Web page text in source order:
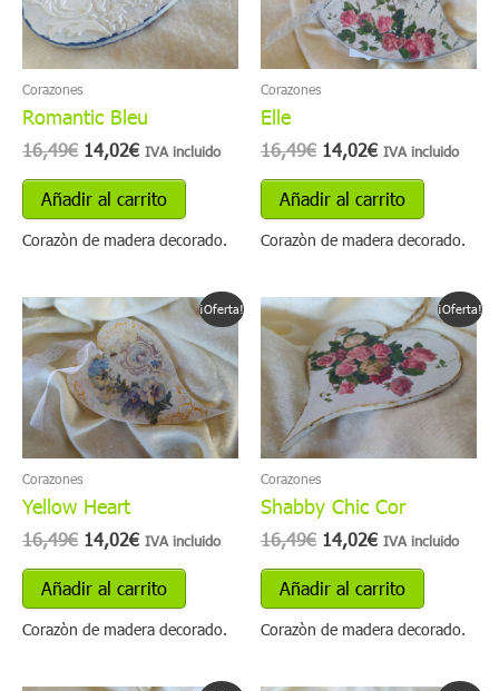
Corazones
Romantic Bleu
16,49€
16,49€.
14,02€
14,02€.
IVA incluido
Añadir al carrito
Corazòn de madera decorado.
Corazones
Elle
16,49€
16,49€.
14,02€
14,02€.
IVA incluido
Añadir al carrito
Corazòn de madera decorado.
¡Oferta!
Corazones
Yellow Heart
16,49€
precio
original
era:
16,49€.
14,02€
El
precio
actual
es:
14,02€.
IVA incluido
Añadir al carrito
Corazòn de madera decorado.
¡Oferta!
Corazones
Shabby Chic Cor
16,49€
El
precio
original
era:
16,49€.
14,02€
precio
actual
es:
14,02€.
IVA incluido
Añadir al carrito
Corazòn de madera decorado.